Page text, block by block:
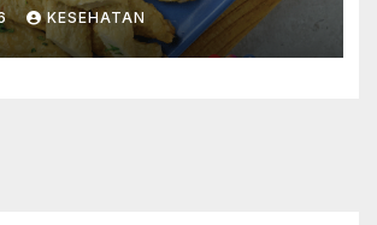
KESEHATAN